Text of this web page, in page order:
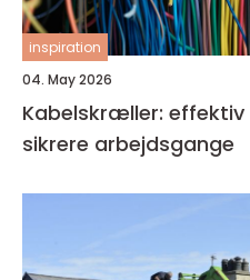
inspiration
04. May 2026
Kabelskræller: effektiv
sikrere arbejdsgange